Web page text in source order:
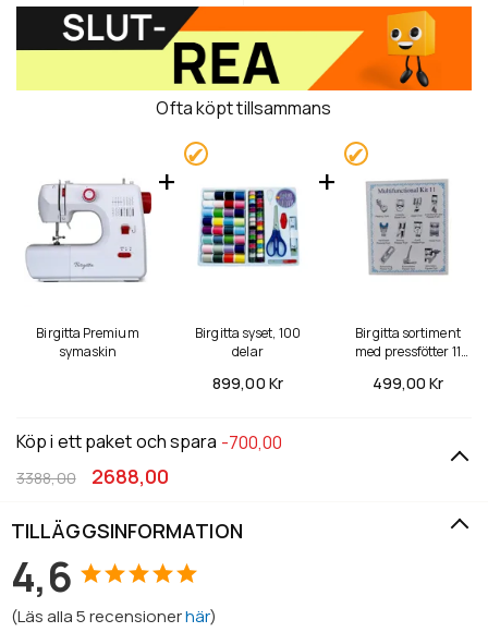
Ofta köpt tillsammans
Birgitta Premium
symaskin
Birgitta syset, 100
delar
899,00 Kr
Birgitta sortiment
med pressfötter 11
499,00 Kr
Köp i ett paket och spara -700,00
2688,00
3388,00
TILLÄGGSINFORMATION
4,6
(Läs alla5recensionerhär)